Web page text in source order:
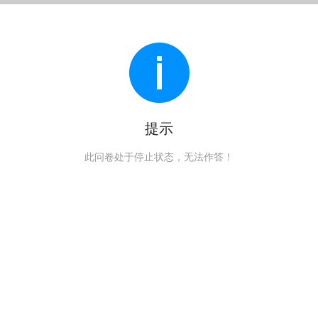
提示
此问卷处于停止状态，无法作答！